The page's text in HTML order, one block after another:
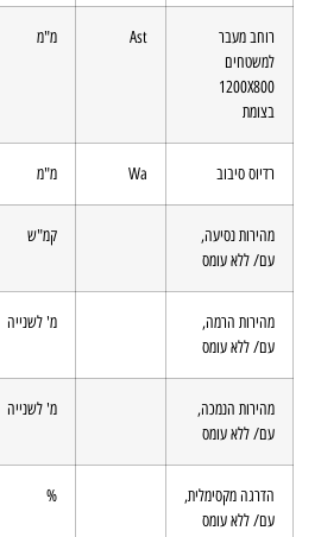
רוחב מעבר
למשטחים
1200X800
בצומת
Ast מ"מ
רדיוס סיבוב Wa מ"מ
מהירות נסיעה,
עם/ ללא עומס
קמ"ש
מהירות הרמה,
עם/ ללא עומס
מ' לשנייה
מהירות הנמכה,
עם/ ללא עומס
מ' לשנייה
הדרגה מקסימלית,
עם/ ללא עומס
%